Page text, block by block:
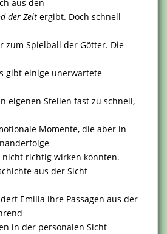
aus den
der Zeit ergibt. Doch schnell
zum Spielball der Götter. Die
gibt einige unerwartete
eigenen Stellen fast zu schnell,
Momente, die aber in
nicht richtig wirken konnten.
aus der Sicht
Emilia ihre Passagen aus der
in der personalen Sicht